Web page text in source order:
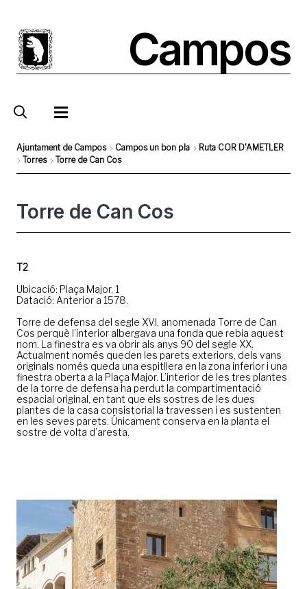
contenido
principal
Campos
Sobrescribir
de
ayuda
la
navegación
Ajuntament de Campos Campos un bon pla
Ruta COR D'AMETLER
Torres
Torre de Can Cos
Torre de Can Cos
T2
Ubicació: Plaça Major, 1
Datació: Anterior a 1578.
Torre de defensa del segle XVI, anomenada Torre de Can
Cos perquè l’interior albergava una fonda que rebia aquest
nom. La finestra es va obrir als anys 90 del segle XX.
Actualment només queden les parets exteriors, dels vans
originals només queda una espitllera en la zona inferior i una
finestra oberta a la Plaça Major. L’interior de les tres plantes
de la torre de defensa ha perdut la compartimentació
espacial original, en tant que els sostres de les dues
plantes de la casa consistorial la travessen i es sustenten
en les seves parets. Únicament conserva en la planta el
sostre de volta d’aresta.